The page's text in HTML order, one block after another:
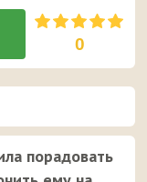
0
порадовать